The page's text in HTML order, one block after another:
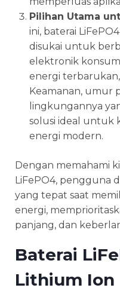
Pilihan Utama
ini, baterai
disukai untuk
elektronik
energi
Keamanan, umur
lingkungannya
solusi ideal untuk
energi modern.
Dengan memahami
LiFePO4, pengguna
yang tepat saat
energi,
panjang, dan
Baterai
Lithium Ion